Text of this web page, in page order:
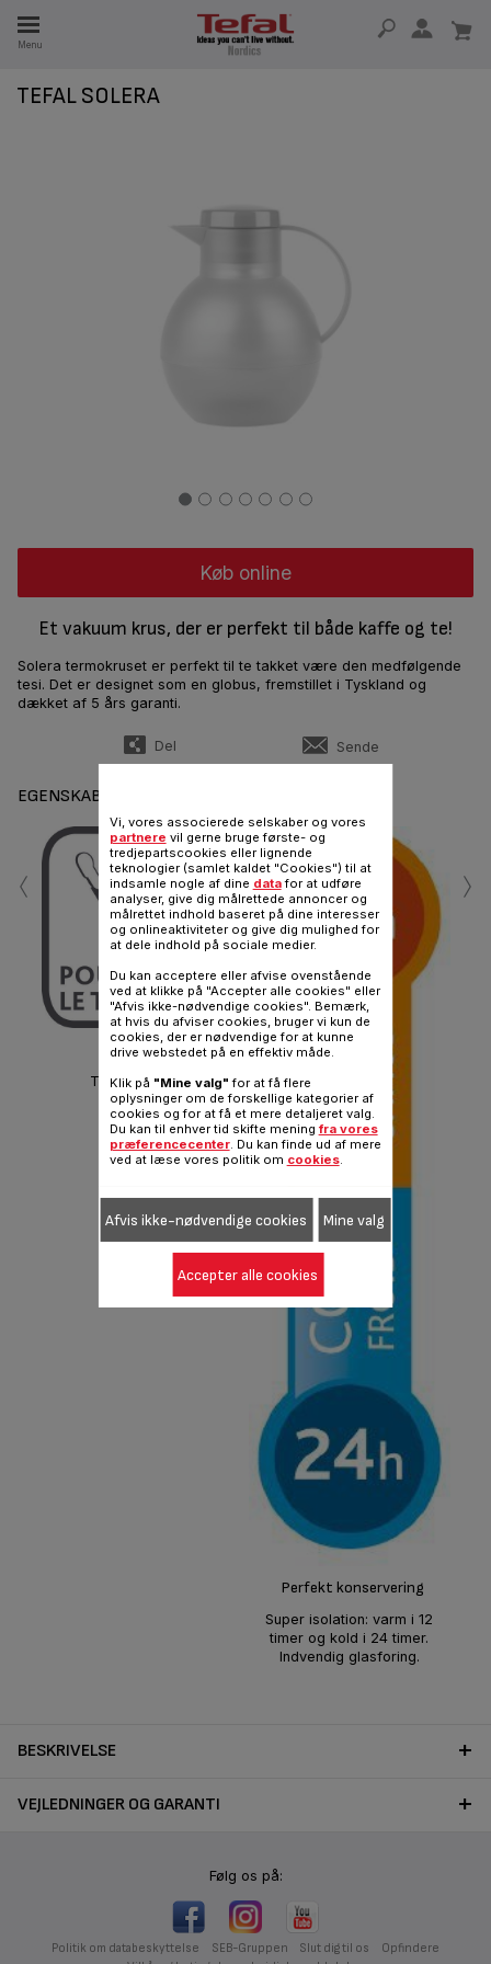
Menu
I 15 ÅR
TEFAL SOLERA
Køb online
Et vakuum krus, der er perfekt til både kaffe og te!
Solera termokruset er perfekt til te takket være den medfølgende
tesi. Det er designet som en globus, fremstillet i Tyskland og
dækket af 5 års garanti.
Del Sende
EGENSKABER
Perfekt til te
Tesi medfølger
Perfekt konservering
Super isolation: varm i 12
timer og kold i 24 timer.
Indvendig glasforing.
‹ ›
BESKRIVELSE
VEJLEDNINGER OG GARANTI
Følg os på:
Politik om databeskyttelse SEB-Gruppen Slut dig til os
Opfindere
Vi, vores associerede selskaber og vores
partnere vil gerne bruge første- og
tredjepartscookies eller lignende
teknologier (samlet kaldet "Cookies") til at
indsamle nogle af dine datafor at udføre
analyser, give dig målrettede annoncer og
målrettet indhold baseret på dine interesser
og onlineaktiviteter og give dig mulighed for
at dele indhold på sociale medier.
Du kan acceptere eller afvise ovenstående
ved at klikke på "Accepter alle cookies" eller
"Afvis ikke-nødvendige cookies". Bemærk,
at hvis du afviser cookies, bruger vi kun de
cookies, der er nødvendige for at kunne
drive webstedet på en effektiv måde.
Klik på "Mine valg" for at få flere
oplysninger om de forskellige kategorier af
cookies og for at få et mere detaljeret valg.
Du kan til enhver tid skifte mening fra vores
præferencecenter. Du kan finde ud af mere
ved at læse vores politik om cookies.
Afvis ikke-nødvendige cookies Mine valg
Accepter alle cookies